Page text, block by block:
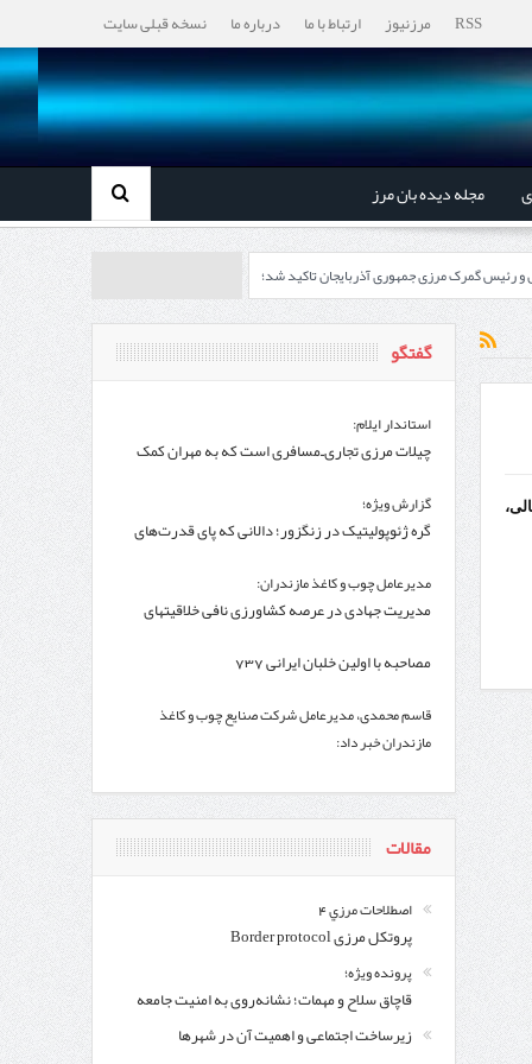
RSS مرزنیوز ارتباط با ما درباره ما نسخه قبلی سایت
مجله دیده بان مرز
و رئیس گمرک مرزی جمهوری آذربایجان تاکید شد؛
ایران و جمهوری آذربایجان ضرورت دارد
گردشگری و صنایع دستی از استاندار اردبیل
اردبیل و مدیرعامل بانک سینا محقق شد؛
روزنامه اتریشی از بحران در مرز مغرب و اسپانیا
گفتگو
استاندار ایلام:
چیلات مرزی تجاری‌ـ‌مسافری است که به مهران کمک
گزارش ویژه؛
گره ژئوپولیتیک در زنگزور؛ دالانی که پای قدرت‌های
مدیرعامل چوب و کاغذ مازندران:
مدیریت جهادی در عرصه کشاورزی نافی خلاقیتهای
مصاحبه با اولین خلبان ایرانی 737
قاسم محمدی، مدیرعامل شرکت صنایع چوب و کاغذ
مازندران خبر داد:
پس از چند سال
مقالات
اصطلاحات مرزي 4
پروتکل مرزی Border protocol
پرونده ویژه؛
قاچاق سلاح و مهمات؛ نشانه‌روی به امنیت جامعه
زیرساخت اجتماعی و اهمیت آن در شهرها